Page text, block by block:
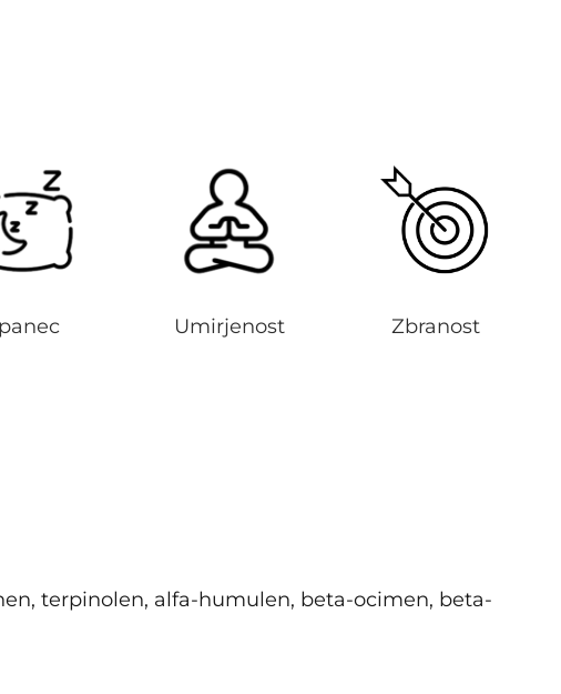
Umirjenost Zbranost
terpinolen, alfa-humulen, beta-ocimen, beta-